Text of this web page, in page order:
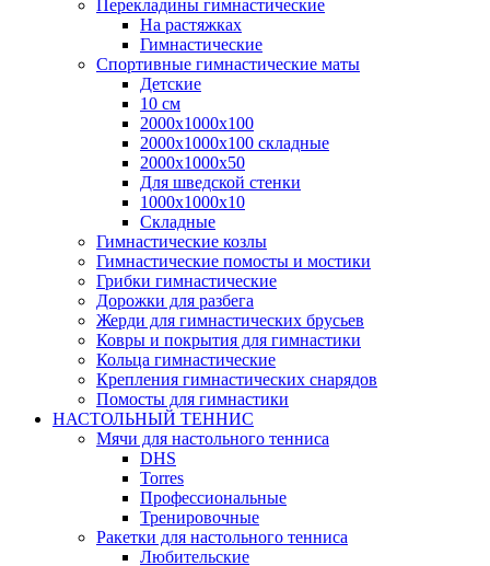
Перекладины гимнастические
На растяжках
Гимнастические
Спортивные гимнастические маты
Детские
10 см
2000х1000х100
2000х1000х100 складные
2000х1000х50
Для шведской стенки
1000х1000х10
Складные
Гимнастические козлы
Гимнастические помосты и мостики
Грибки гимнастические
Дорожки для разбега
Жерди для гимнастических брусьев
Ковры и покрытия для гимнастики
Кольца гимнастические
Крепления гимнастических снарядов
Помосты для гимнастики
НАСТОЛЬНЫЙ ТЕННИС
Мячи для настольного тенниса
DHS
Torres
Профессиональные
Тренировочные
Ракетки для настольного тенниса
Любительские